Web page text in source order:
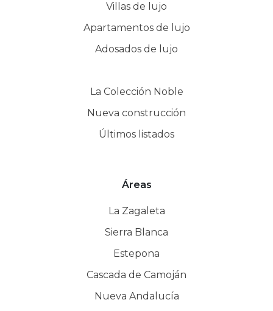
Villas de lujo
Apartamentos de lujo
Adosados de lujo
La Colección Noble
Nueva construcción
Últimos listados
Áreas
La Zagaleta
Sierra Blanca
Estepona
Cascada de Camoján
Nueva Andalucía